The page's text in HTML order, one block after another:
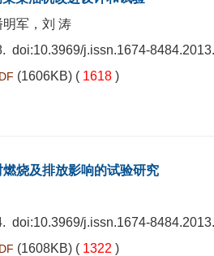
军，刘 涛
doi:10.3969/j.issn.1674-
(1606KB) ( 1618 )
烧及排放影响的试验研究
doi:10.3969/j.issn.1674-
(1608KB) ( 1322 )